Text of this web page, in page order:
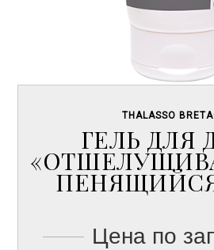
THALASSO
ГЕЛЬ ДЛЯ
Цена по